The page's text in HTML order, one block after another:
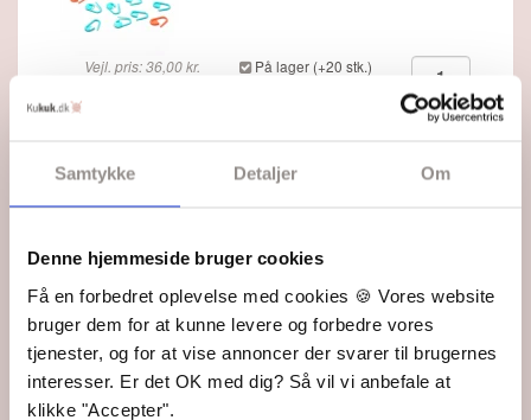
Samtykke Detaljer Om
Denne hjemmeside bruger cookies
Få en forbedret oplevelse med cookies 🍪 Vores website
bruger dem for at kunne levere og forbedre vores
tjenester, og for at vise annoncer der svarer til brugernes
interesser. Er det OK med dig? Så vil vi anbefale at
klikke "Accepter".
Vejl. pris: 36,00 kr. På lager (+20 stk.)
Fjern
Herrecardigan med lynlås - Lang yarns PTO-055-009
Kit - S - L - Lang yarns merino 120
På lager